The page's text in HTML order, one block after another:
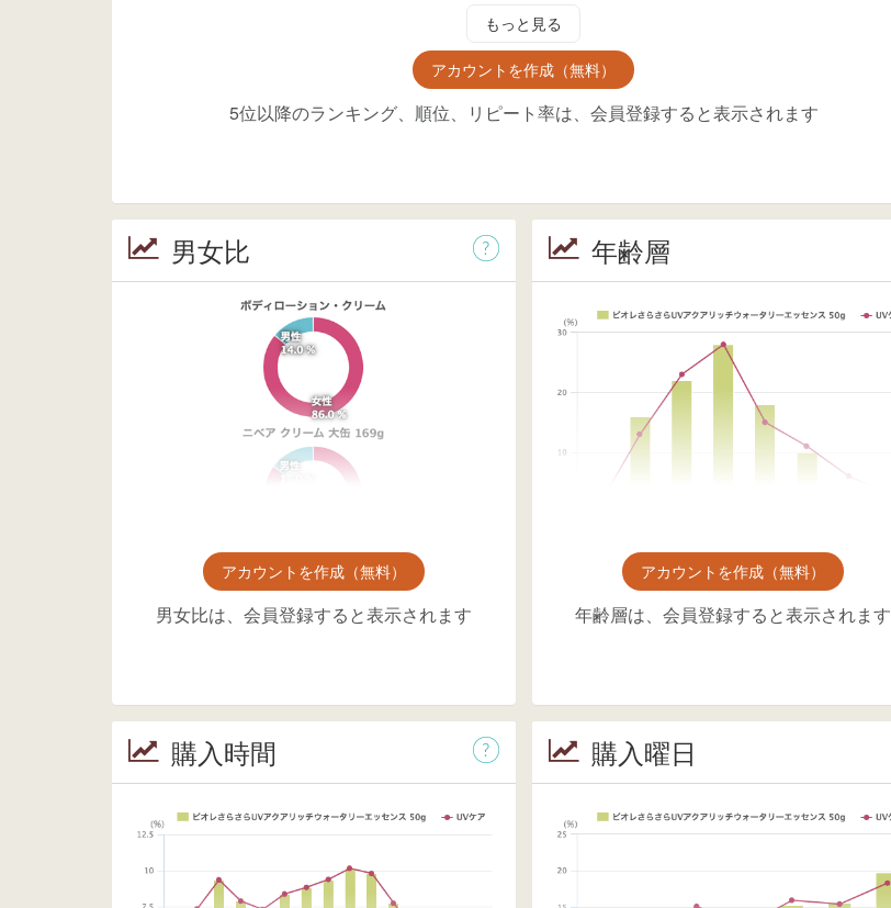
もっと見る
アカウントを作成（無料）
5位以降のランキング、順位、リピート率は、会員登録すると表示されます
男女比
アカウントを作成（無料）
男女比は、会員登録すると表示されます
年齢層
アカウントを作成（無料）
年齢層は、会員登録すると表示されます
購入時間 購入曜日